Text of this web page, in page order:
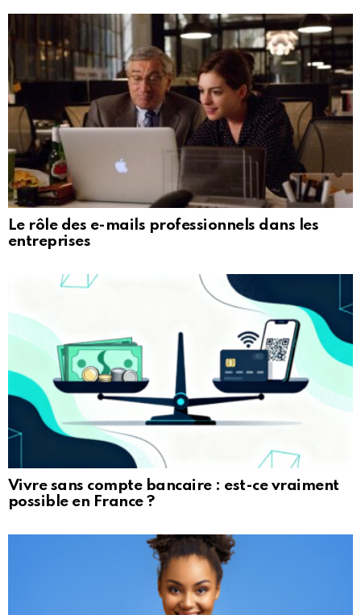
Le rôle des e-mails professionnels dans les
entreprises
Vivre sans compte bancaire : est-ce vraiment
possible en France ?